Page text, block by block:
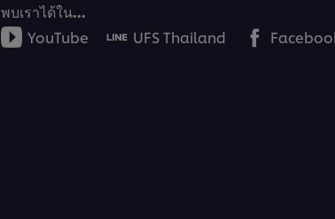
ทำความรู้จักเครื่องมือในการทำการตลาดออนไลน์สำห
จำกัด ประกอบการตัดสินใจเลือกใช้แพลตฟอร์มให้เหม
พบเราได้ใน…
YouTube
UFS Thailand